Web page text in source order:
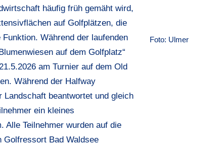
häufig früh gemäht wird,
auf Golfplätzen, die
Während der laufenden
auf dem Golfplatz“
am Turnier auf dem Old
Während der Halfway
beantwortet und gleich
ein kleines
Alle Teilnehmer wurden auf die
Golfressort Bad Waldsee
Foto: Ulmer